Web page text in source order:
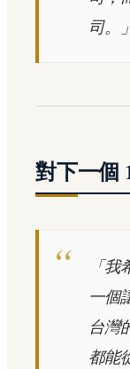
司。」
對下一個
「
一個
台灣
都能